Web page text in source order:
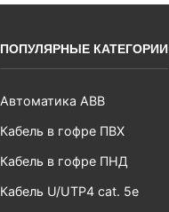
ПОПУЛЯРНЫЕ КАТЕГОРИИ
Автоматика ABB
Кабель в гофре ПВХ
Кабель в гофре ПНД
Кабель U/UTP4 cat. 5e